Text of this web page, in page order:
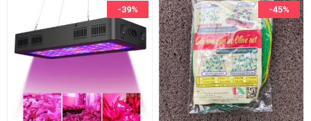
-39% -45%